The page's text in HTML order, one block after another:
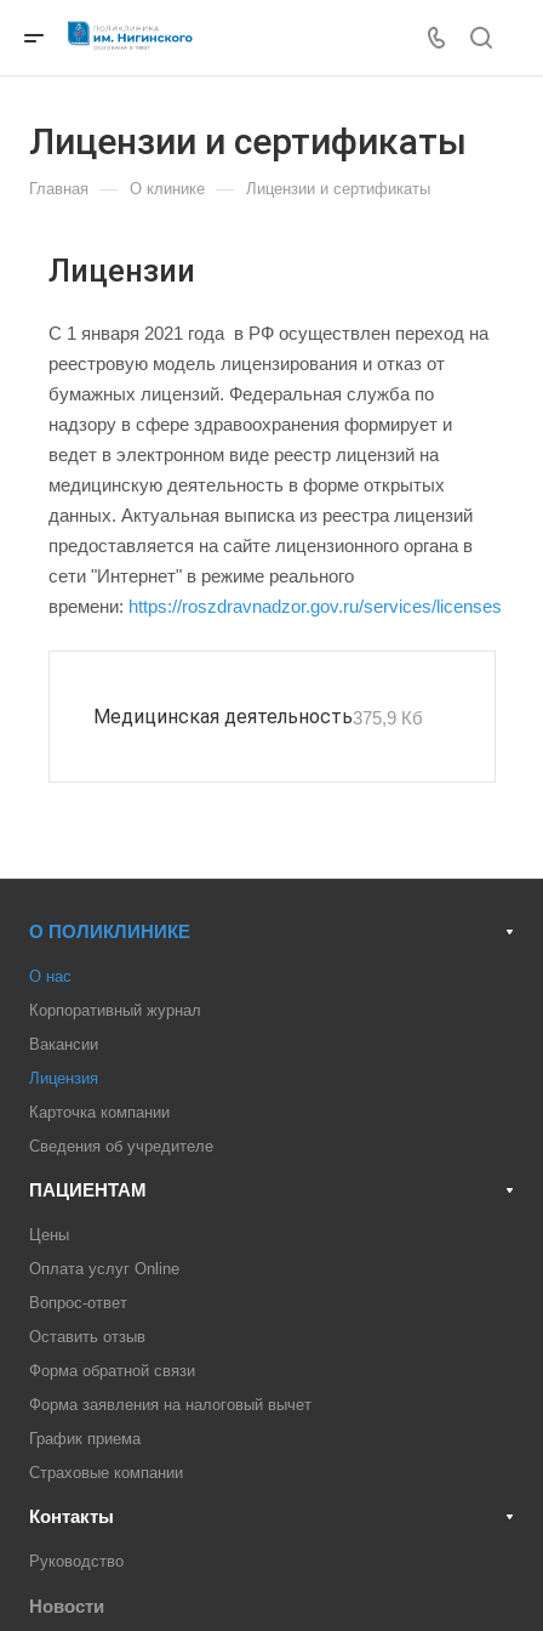
Лицензии и сертификаты
Главная — О клинике — Лицензии и сертификаты
Лицензии
C 1 января 2021 года в РФ осуществлен переход на
реестровую модель лицензирования и отказ от
бумажных лицензий. Федеральная служба по
надзору в сфере здравоохранения формирует и
ведет в электронном виде реестр лицензий на
медицинскую деятельность в форме открытых
данных. Актуальная выписка из реестра лицензий
предоставляется на сайте лицензионного органа в
сети "Интернет" в режиме реального
времени: https://roszdravnadzor.gov.ru/services/licenses
Медицинская деятельность375,9 Кб
О ПОЛИКЛИНИКЕ
О нас
Корпоративный журнал
Вакансии
Лицензия
Карточка компании
Сведения об учредителе
ПАЦИЕНТАМ
Цены
Оплата услуг Online
Вопрос-ответ
Оставить отзыв
Форма обратной связи
Форма заявления на налоговый вычет
График приема
Страховые компании
Контакты
Руководство
Новости